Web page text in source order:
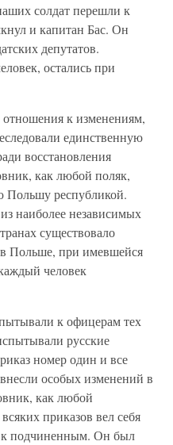
солдат перешли к
и капитан Бас. Он
депутатов.
остались при
к изменениям,
единственную
восстановления
как любой поляк,
Польшу республикой.
наиболее независимых
существовало
в Польше, при имевшейся
человек
к офицерам тех
русские
номер один и все
особых изменений в
как любой
приказов вел себя
подчиненным. Он был